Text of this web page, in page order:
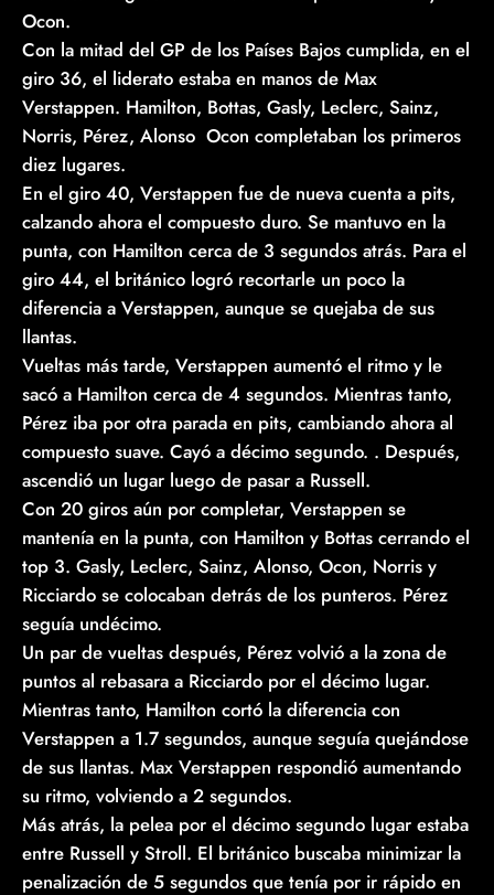
Ocon.
Con la mitad del GP de los Países Bajos cumplida, en el
giro 36, el liderato estaba en manos de Max
Verstappen. Hamilton, Bottas, Gasly, Leclerc, Sainz,
Norris, Pérez, Alonso Ocon completaban los primeros
diez lugares.
En el giro 40, Verstappen fue de nueva cuenta a pits,
calzando ahora el compuesto duro. Se mantuvo en la
punta, con Hamilton cerca de 3 segundos atrás. Para el
giro 44, el británico logró recortarle un poco la
diferencia a Verstappen, aunque se quejaba de sus
llantas.
Vueltas más tarde, Verstappen aumentó el ritmo y le
sacó a Hamilton cerca de 4 segundos. Mientras tanto,
Pérez iba por otra parada en pits, cambiando ahora al
compuesto suave. Cayó a décimo segundo. . Después,
ascendió un lugar luego de pasar a Russell.
Con 20 giros aún por completar, Verstappen se
mantenía en la punta, con Hamilton y Bottas cerrando el
top 3. Gasly, Leclerc, Sainz, Alonso, Ocon, Norris y
Ricciardo se colocaban detrás de los punteros. Pérez
seguía undécimo.
Un par de vueltas después, Pérez volvió a la zona de
puntos al rebasara a Ricciardo por el décimo lugar.
Mientras tanto, Hamilton cortó la diferencia con
Verstappen a 1.7 segundos, aunque seguía quejándose
de sus llantas. Max Verstappen respondió aumentando
su ritmo, volviendo a 2 segundos.
Más atrás, la pelea por el décimo segundo lugar estaba
entre Russell y Stroll. El británico buscaba minimizar la
penalización de 5 segundos que tenía por ir rápido en